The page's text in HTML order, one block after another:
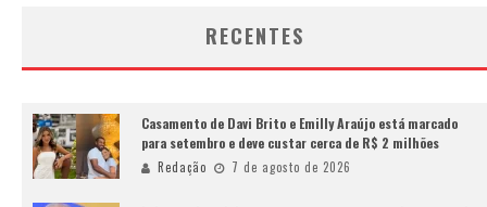
RECENTES
Casamento de Davi Brito e Emilly Araújo está marcado
para setembro e deve custar cerca de R$ 2 milhões
Redação 7 de agosto de 2026